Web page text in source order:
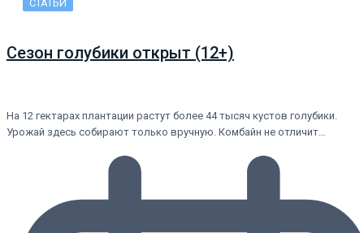
СТАТЬИ
Сезон голубики открыт (12+)
На 12 гектарах плантации растут более 44 тысяч кустов голубики.
Урожай здесь собирают только вручную. Комбайн не отличит…